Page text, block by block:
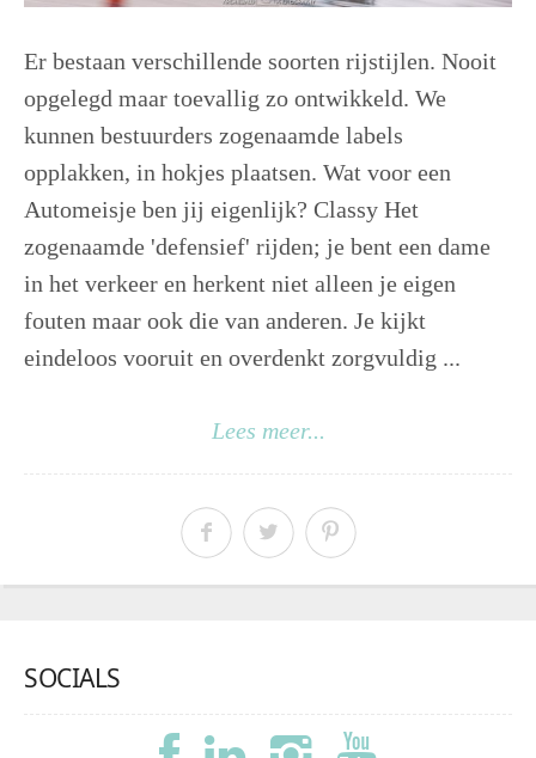
Er bestaan verschillende soorten rijstijlen. Nooit
opgelegd maar toevallig zo ontwikkeld. We
kunnen bestuurders zogenaamde labels
opplakken, in hokjes plaatsen. Wat voor een
Automeisje ben jij eigenlijk? Classy Het
zogenaamde 'defensief' rijden; je bent een dame
in het verkeer en herkent niet alleen je eigen
fouten maar ook die van anderen. Je kijkt
eindeloos vooruit en overdenkt zorgvuldig ...
Lees meer...
SOCIALS